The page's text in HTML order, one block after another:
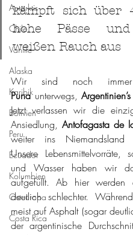
Antarktis
Chile
Vanlife
Alaska
Karibik
Bolivien
Peru
Ecuador
Kolumbien
Osteuropa
Costa Rica
kämpft sich über
hohe Pässe
weißen Rauch aus
Puna unterwegs,
Jetzt verlassen wir die
Ansiedlung, Antofagasta de
weiter ins Niemandsland
Unsere Lebensmittelvorräte,
und Wasser haben wir
aufgefüllt. Ab hier werden
deutlich schlechter.
meist auf Asphalt (sogar
der argentinische